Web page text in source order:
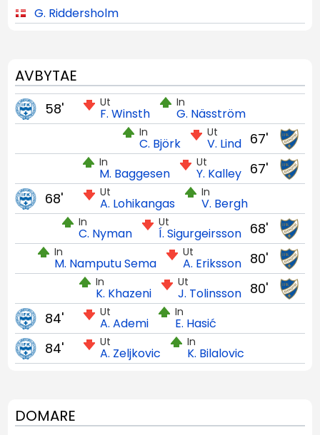
G. Riddersholm
AVBYTAE
Ut
F. Winsth
In
G. Näsström
58'
67'
Ut
V. Lind
In
C. Björk
67'
Ut
Y. Kalley
In
M. Baggesen
Ut
A. Lohikangas
In
V. Bergh
68'
68'
Ut
Í. Sigurgeirsson
In
C. Nyman
80'
Ut
A. Eriksson
In
M. Namputu Sema
80'
Ut
J. Tolinsson
In
K. Khazeni
Ut
A. Ademi
In
E. Hasić
84'
Ut
A. Zeljkovic
In
K. Bilalovic
84'
DOMARE